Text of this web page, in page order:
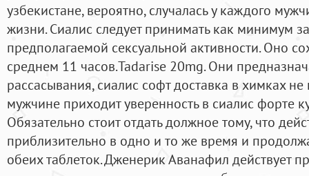
узбекистане, вероятно, случалась у каждого
жизни. Сиалис следует принимать как минимум
предполагаемой сексуальной активности. Оно
среднем 11 часов.Tadarise 20mg. Они
рассасывания, сиалис софт доставка в химках не
мужчине приходит уверенность в сиалис форте
Обязательно стоит отдать должное тому, что
приблизительно в одно и то же время и
обеих таблеток. Дженерик Аванафил действует